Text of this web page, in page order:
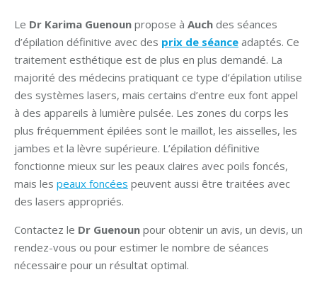
Le Dr Karima Guenoun propose à Auch des séances
d’épilation définitive avec des prix de séance adaptés. Ce
traitement esthétique est de plus en plus demandé. La
majorité des médecins pratiquant ce type d’épilation utilise
des systèmes lasers, mais certains d’entre eux font appel
à des appareils à lumière pulsée. Les zones du corps les
plus fréquemment épilées sont le maillot, les aisselles, les
jambes et la lèvre supérieure. L’épilation définitive
fonctionne mieux sur les peaux claires avec poils foncés,
mais les peaux foncées peuvent aussi être traitées avec
des lasers appropriés.
Contactez le Dr Guenoun pour obtenir un avis, un devis, un
rendez-vous ou pour estimer le nombre de séances
nécessaire pour un résultat optimal.